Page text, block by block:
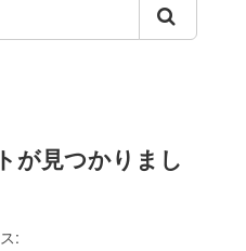
が見つかりまし
: